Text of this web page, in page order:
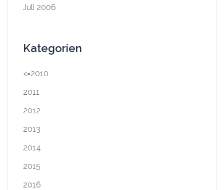
Juli 2006
Kategorien
<=2010
2011
2012
2013
2014
2015
2016